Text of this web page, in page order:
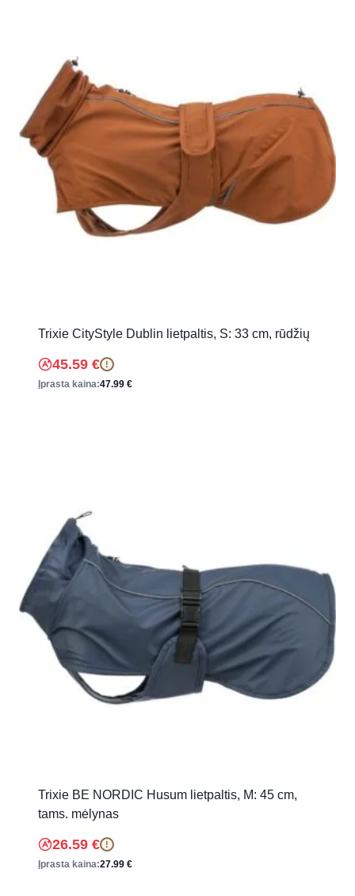
Trixie CityStyle Dublin lietpaltis, S: 33 cm, rūdžių
45.59 € !
Įprasta kaina:47.99 €
Trixie BE NORDIC Husum lietpaltis, M: 45 cm,
tams. mėlynas
26.59 € !
Įprasta kaina:27.99 €